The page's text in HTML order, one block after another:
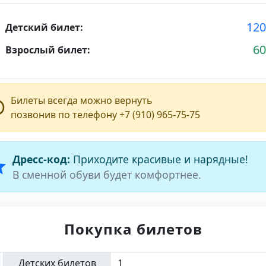
Детский билет:
Взрослый билет:
Билеты всегда можно вернуть
позвонив по телефону +7 (910) 965-75-75
Дресс-код: Приходите красивые и нарядные!
В сменной обуви будет комфортнее.
Покупка билетов
Детских билетов